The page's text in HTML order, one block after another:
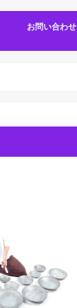
お問い合わせ